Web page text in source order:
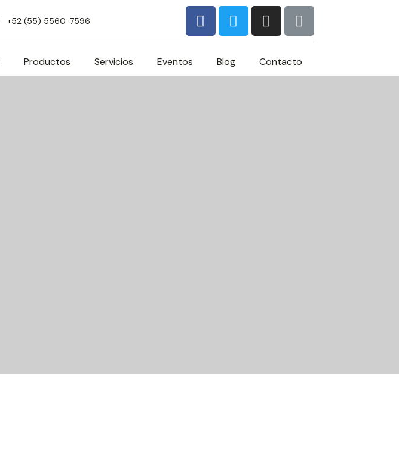
+52 (55) 5560-7596
Productos Servicios Eventos Blog Contacto